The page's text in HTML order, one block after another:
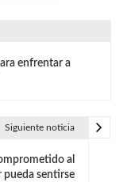
enfrentar a
Siguiente noticia
al
pueda sentirse